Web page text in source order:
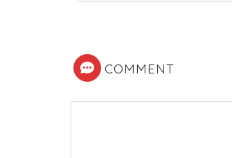
COMMENT